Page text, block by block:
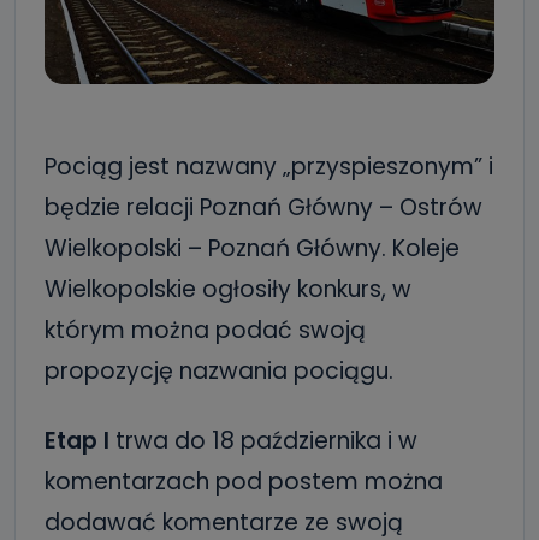
Pociąg jest nazwany „przyspieszonym” i
będzie relacji Poznań Główny – Ostrów
Wielkopolski – Poznań Główny. Koleje
Wielkopolskie ogłosiły konkurs, w
którym można podać swoją
propozycję nazwania pociągu.
Etap I trwa do 18 października i w
komentarzach pod postem można
dodawać komentarze ze swoją